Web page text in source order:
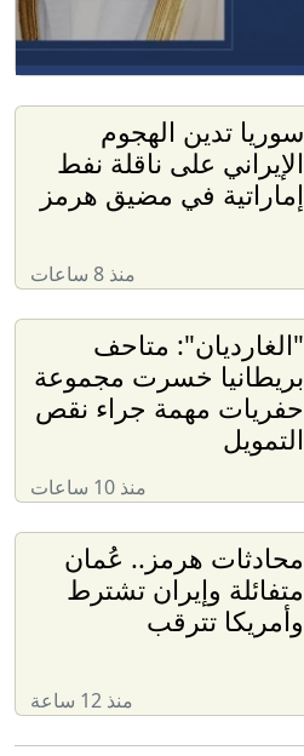
سوريا تدين الهجوم
الإيراني على ناقلة نفط
إماراتية في مضيق هرمز
منذ 8 ساعات
"الغارديان": متاحف
بريطانيا خسرت مجموعة
حفريات مهمة جراء نقص
التمويل
منذ 10 ساعات
محادثات هرمز.. عُمان
متفائلة وإيران تشترط
وأمريكا تترقب
منذ 12 ساعة